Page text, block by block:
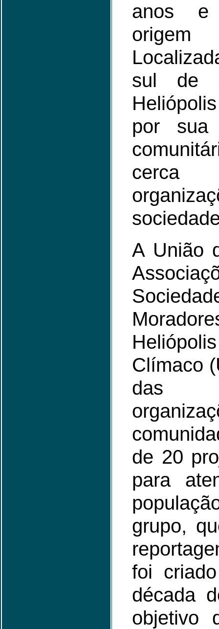
anos
origem
sul de
por sua
A União
Clímaco
das
de 20
para
grupo,
foi
década
objetivo